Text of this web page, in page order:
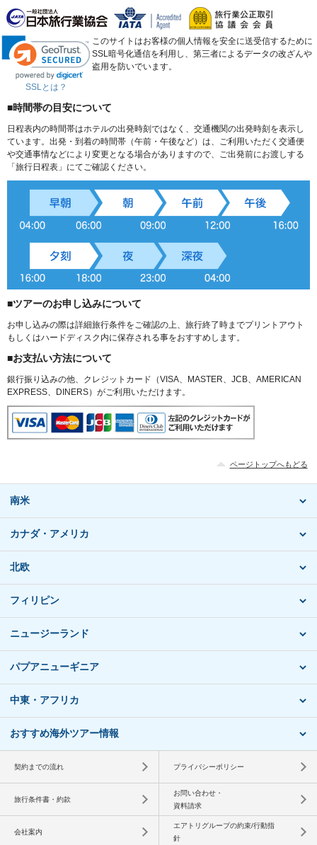
SSLとは？
このサイトはお客様の個人情報を安全に送受信するために
SSL暗号化通信を利用し、第三者によるデータの改ざんや
盗用を防いでいます。
■時間帯の目安について
日程表内の時間帯はホテルの出発時刻ではなく、交通機関の出発時刻を表示し
ています。出発・到着の時間帯（午前・午後など）は、ご利用いただく交通便
や交通事情などにより変更となる場合がありますので、ご出発前にお渡しする
「旅行日程表」にてご確認ください。
■ツアーのお申し込みについて
お申し込みの際は詳細旅行条件をご確認の上、旅行終了時までプリントアウト
もしくはハードディスク内に保存される事をおすすめします。
■お支払い方法について
銀行振り込みの他、クレジットカード（VISA、MASTER、JCB、AMERICAN
EXPRESS、DINERS）がご利用いただけます。
ページトップへもどる
南米
カナダ・アメリカ
北欧
フィリピン
ニュージーランド
パプアニューギニア
中東・アフリカ
おすすめ海外ツアー情報
契約までの流れ プライバシーポリシー
旅行条件書・約款
お問い合わせ・
資料請求
会社案内
エアトリグループの約束/行動指
針